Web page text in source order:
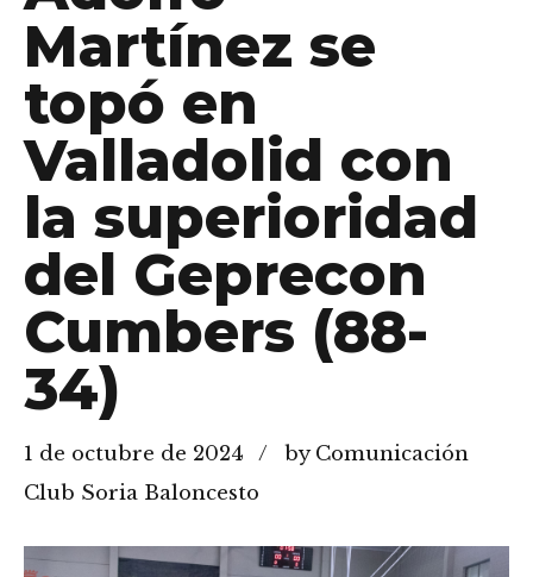
Martínez se
topó en
Valladolid con
la superioridad
del Geprecon
Cumbers (88-
34)
1 de octubre de 2024
by Comunicación
Club Soria Baloncesto